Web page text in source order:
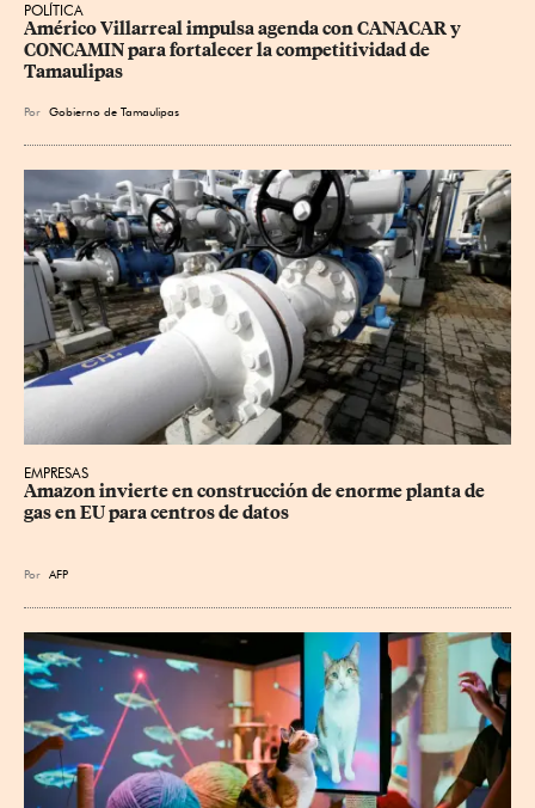
POLÍTICA
Américo Villarreal impulsa agenda con CANACAR y
CONCAMIN para fortalecer la competitividad de
Tamaulipas
Por Gobierno de Tamaulipas
EMPRESAS
Amazon invierte en construcción de enorme planta de
gas en EU para centros de datos
Por AFP